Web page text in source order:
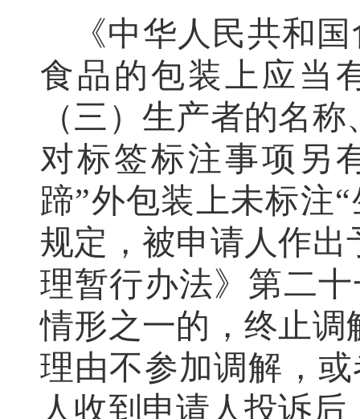
《中华人民共和国
食品的包装上应当
（三）生产者的名
对标签标注事项另
蹄”外包装上未标注
规定，被申请人作出
理暂行办法》第二
情形之一的 ， 终止调
理由不参加调解，
人收到申请人投诉